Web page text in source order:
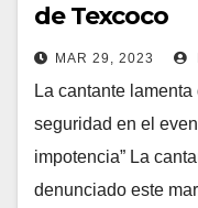
de Texcoco
MAR 29, 2023
La cantante
seguridad en el
impotencia” La
denunciado este